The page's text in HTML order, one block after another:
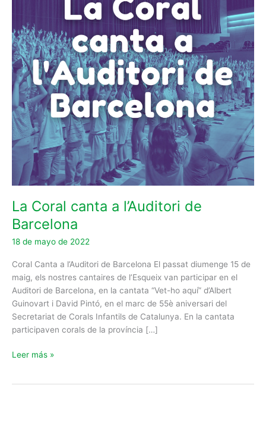
La Coral canta a l’Auditori de
Barcelona
18 de mayo de 2022
Coral Canta a l’Auditori de Barcelona El passat diumenge 15 de
maig, els nostres cantaires de l’Esqueix van participar en el
Auditori de Barcelona, en la cantata “Vet-ho aquí” d’Albert
Guinovart i David Pintó, en el marc de 55è aniversari del
Secretariat de Corals Infantils de Catalunya. En la cantata
participaven corals de la província […]
Barcelona
Leer más »